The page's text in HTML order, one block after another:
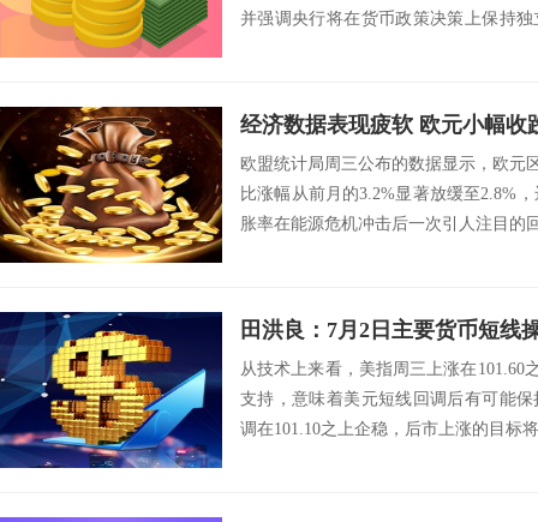
并强调央行将在货币政策决策上保持
经济数据表现疲软 欧元小幅收
欧盟统计局周三公布的数据显示，欧元
比涨幅从前月的3.2%显著放缓至2.8%
胀率在能源危机冲击后一次引人注目的
田洪良：7月2日主要货币
从技术上来看，美指周三上涨在101.60
支持，意味着美元短线回调后有可能
调在101.10之上企稳，后市上涨的目标